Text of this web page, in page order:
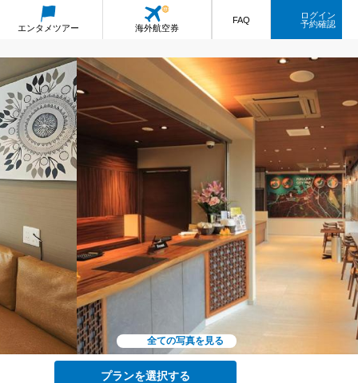
エンタメツアー 海外航空券
FAQ
ログイン
予約確認
全ての写真を見る
プランを選択する